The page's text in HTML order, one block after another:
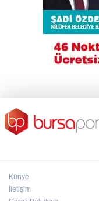
ceza
Künye
İletişim